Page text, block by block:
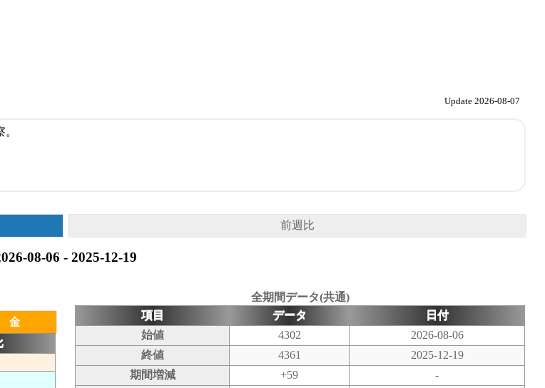
Update 2026-08-07
前週比
08-06 - 2025-12-19
金
全期間データ(共通)
項目
データ
日付
始値
4302
2026-08-06
終値
4361
2025-12-19
期間増減
+59
-